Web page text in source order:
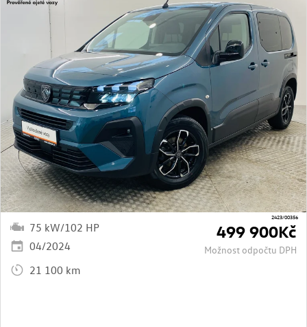
2423/00356
75 kW/102 HP
04/2024
21 100 km
499 900Kč
Možnost odpočtu DPH